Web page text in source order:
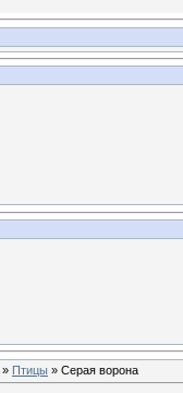
» Птицы » Серая ворона